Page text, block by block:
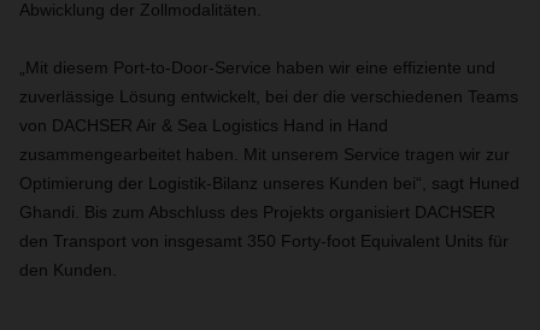
Abwicklung der Zollmodalitäten.
„Mit diesem Port-to-Door-Service haben wir eine effiziente und
zuverlässige Lösung entwickelt, bei der die verschiedenen Teams
von DACHSER Air & Sea Logistics Hand in Hand
zusammengearbeitet haben. Mit unserem Service tragen wir zur
Optimierung der Logistik-Bilanz unseres Kunden bei“, sagt Huned
Ghandi. Bis zum Abschluss des Projekts organisiert DACHSER
den Transport von insgesamt 350 Forty-foot Equivalent Units für
den Kunden.